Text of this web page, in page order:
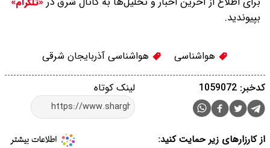
بپیوندید.
هواشناسی هواشناسی آذربایجان شرقی
لینک کوتاه کدخبر: 1059072
از کارزارهای زیر حمایت کنید: